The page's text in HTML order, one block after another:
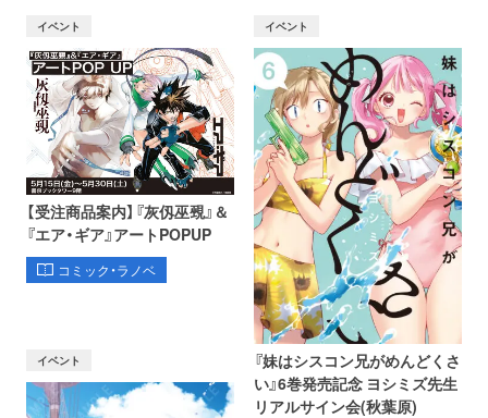
イベント
【受注商品案内】『灰仭巫覡』＆
『エア・ギア』アートPOPUP
コミック・ラノベ
イベント
『妹はシスコン兄がめんどくさ
い』6巻発売記念 ヨシミズ先生
リアルサイン会(秋葉原)
イベント